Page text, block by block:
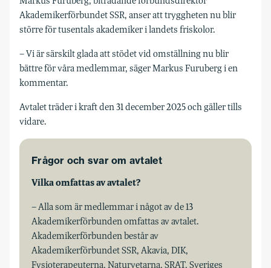
Akademikerförbundet SSR, anser att tryggheten nu blir
större för tusentals akademiker i landets friskolor.
– Vi är särskilt glada att stödet vid omställning nu blir
bättre för våra medlemmar, säger Markus Furuberg i en
kommentar.
Avtalet träder i kraft den 31 december 2025 och gäller tills
vidare.
Frågor och svar om avtalet
Vilka omfattas av avtalet?
– Alla som är medlemmar i något av de 13
Akademikerförbunden omfattas av avtalet.
Akademikerförbunden består av
Akademikerförbundet SSR, Akavia, DIK,
Fysioterapeuterna, Naturvetarna, SRAT, Sveriges